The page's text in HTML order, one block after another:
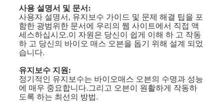
사용 설명서 및 문서:
사용자 설명서, 유지보수 가이드 및 문제 해결 팁을 포
함한 광범위한 문서에 우리의 웹 사이트에서 직접 액
세스하십시오.이 자원은 당신이 쉽게 이해 하 고 작동
하 고 당신의 바이오 매스 오븐을 돕기 위해 설계 되었
습니다.
유지보수 지원:
정기적인 유지보수는 바이오매스 오븐의 수명과 성능
에 매우 중요합니다.그리고 오븐이 원활하게 작동하
도록 하는 최선의 방법.